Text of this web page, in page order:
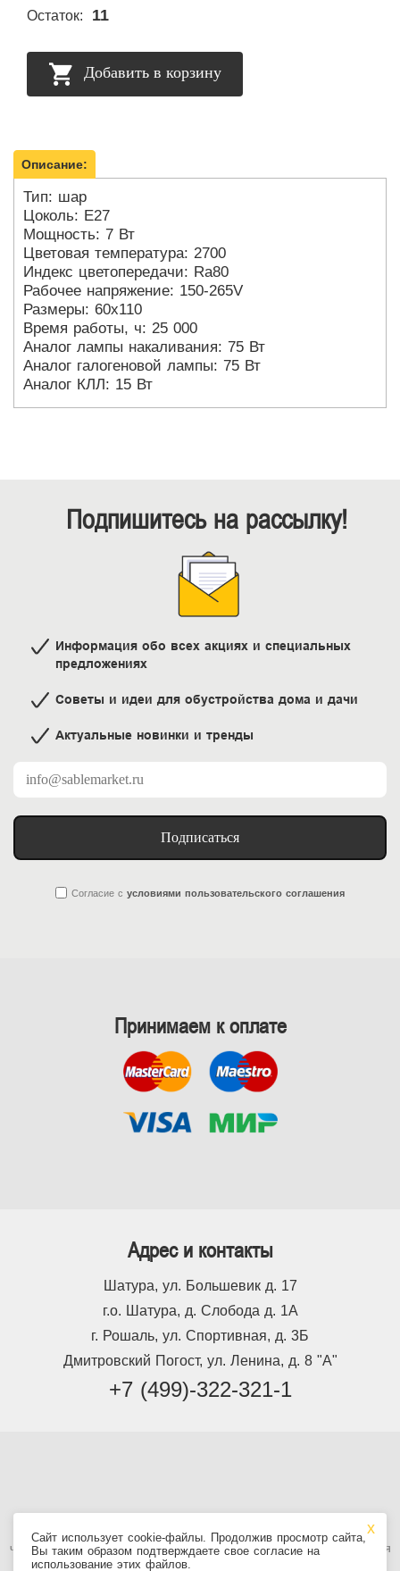
Остаток: 11
Добавить в корзину
Описание:
Тип: шар
Цоколь: E27
Мощность: 7 Вт
Цветовая температура: 2700
Индекс цветопередачи: Ra80
Рабочее напряжение: 150-265V
Размеры: 60х110
Время работы, ч: 25 000
Аналог лампы накаливания: 75 Вт
Аналог галогеновой лампы: 75 Вт
Аналог КЛЛ: 15 Вт
Подпишитесь на рассылку!
Информация обо всех акциях и специальных
предложениях
Советы и идеи для обустройства дома и дачи
Актуальные новинки и тренды
Подписаться
Согласие с условиями пользовательского соглашения
Принимаем к оплате
Адрес и контакты
Шатура, ул. Большевик д. 17
г.о. Шатура, д. Слобода д. 1А
г. Рошаль, ул. Спортивная, д. 3Б
Дмитровский Погост, ул. Ленина, д. 8 "А"
+7 (499)-322-321-1
Используя сайт, вы принимаетеПользовательское соглашение, в том
числе условия использования cookie. Информация на сайте не является
публичной офертой.
Сайт использует cookie-файлы. Продолжив просмотр сайта,
Вы таким образом подтверждаете свое согласие на
использование этих файлов.